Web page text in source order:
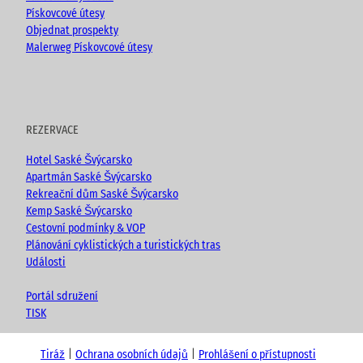
Pískovcové útesy
Objednat prospekty
Malerweg Pískovcové útesy
REZERVACE
Hotel Saské Švýcarsko
Apartmán Saské Švýcarsko
Rekreační dům Saské Švýcarsko
Kemp Saské Švýcarsko
Cestovní podmínky & VOP
Plánování cyklistických a turistických tras
Události
Portál sdružení
TISK
Tiráž Ochrana osobních údajů Prohlášení o přístupnosti